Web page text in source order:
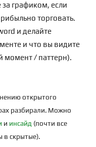
графиком, если
торговать.
и делайте
и что вы видите
момент / паттерн).
открытого
разбирали. Можно
и инсайд (почти все
в скрытые).